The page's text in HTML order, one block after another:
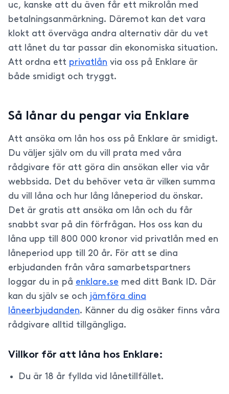
uc, kanske att du även får ett mikrolån med
betalningsanmärkning. Däremot kan det vara
klokt att överväga andra alternativ där du vet
att lånet du tar passar din ekonomiska situation.
Att ordna ett privatlån via oss på Enklare är
både smidigt och tryggt.
Så lånar du pengar via Enklare
Att ansöka om lån hos oss på Enklare är smidigt.
Du väljer själv om du vill prata med våra
rådgivare för att göra din ansökan eller via vår
webbsida. Det du behöver veta är vilken summa
du vill låna och hur lång låneperiod du önskar.
Det är gratis att ansöka om lån och du får
snabbt svar på din förfrågan. Hos oss kan du
låna upp till 800 000 kronor vid privatlån med en
låneperiod upp till 20 år. För att se dina
erbjudanden från våra samarbetspartners
loggar du in på enklare.se med ditt Bank ID. Där
kan du själv se och jämföra dina
låneerbjudanden. Känner du dig osäker finns våra
rådgivare alltid tillgängliga.
Villkor för att låna hos Enklare:
Du är 18 år fyllda vid lånetillfället.